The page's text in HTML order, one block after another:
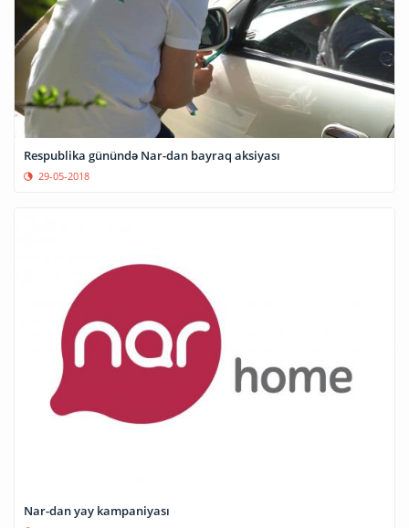
Respublika günündə Nar-dan bayraq aksiyası
29-05-2018
Nar-dan yay kampaniyası